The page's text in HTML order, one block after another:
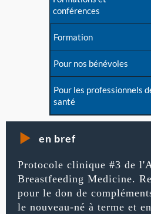
conférences
Formation
Pour nos bénévoles
Pour les professionnels
santé
en bref
Protocole clinique #3 de
Breastfeeding Medicine.
pour le don de
le nouveau-né à terme et